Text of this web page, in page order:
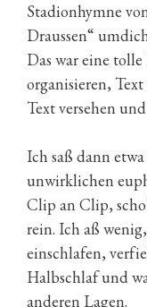
Stadionhymne
Draussen“
Das war eine
organisieren,
Text versehen
Ich saß dann
unwirklichen
Clip an Clip,
rein. Ich aß
einschlafen,
Halbschlaf und
anderen Lagen.